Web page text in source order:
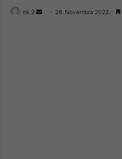
nk 2
Send 28. Novembra 2022.